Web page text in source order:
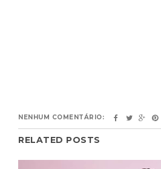
NENHUM COMENTÁRIO:
RELATED POSTS